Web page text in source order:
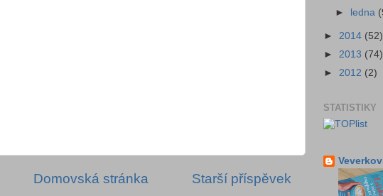
Starší příspěvek
Domovská stránka
► ledna
► 2014 (52)
► 2013 (74)
► 2012 (2)
STATISTIKY